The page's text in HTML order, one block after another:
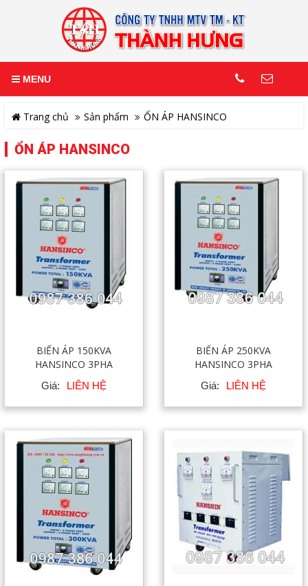
MENU
Trang chủ Sản phẩm ỔN ÁP HANSINCO
ỔN ÁP HANSINCO
BIẾN ÁP 150KVA
HANSINCO 3PHA
Giá: LIÊN HỆ
BIẾN ÁP 250KVA
HANSINCO 3PHA
Giá: LIÊN HỆ